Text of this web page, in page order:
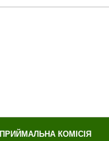
ПРИЙМАЛЬНА КОМІСІЯ